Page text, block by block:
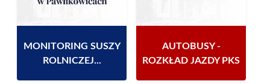
MONITORING SUSZY
ROLNICZEJ...
AUTOBUSY -
ROZKŁAD JAZDY PKS